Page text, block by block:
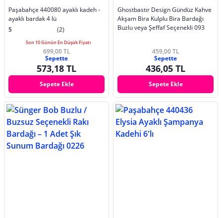
Paşabahçe 440080 ayaklı kadeh -
ayaklı bardak 4 lü
5
(2)
Son 10 Günün En Düşük Fiyatı
699,00 TL
Sepette
573,18 TL
Sepete Ekle
Ghostbastır Design Gündüz Kahve
Akşam Bira Kulplu Bira Bardağı
Buzlu veya Şeffaf Seçenekli 093
459,00 TL
Sepette
436,05 TL
Sepete Ekle